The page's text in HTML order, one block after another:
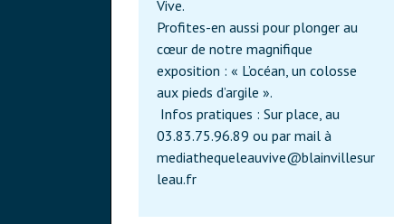
Vive.
Profites-en aussi pour plonger au
cœur de notre magnifique
exposition : « L’océan, un colosse
aux pieds d’argile ».
Infos pratiques : Sur place, au
03.83.75.96.89 ou par mail à
mediathequeleauvive@blainvillesur
leau.fr